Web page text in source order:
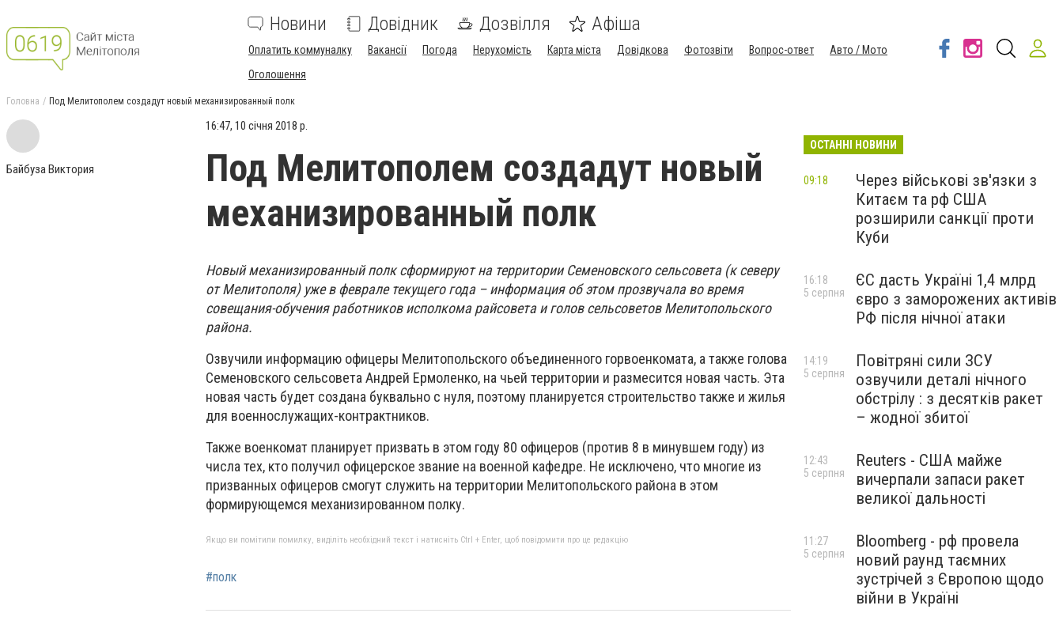
Новини Довідник Дозвілля Афіша
Оплатить коммуналку Вакансії Погода Нерухомість Карта міста Довідкова Фотозвіти Вопрос-ответ
Авто / Мото
Оголошення
Головна Под Мелитополем создадут новый механизированный полк
Байбуза Виктория
16:47, 10 січня 2018 р.
Под Мелитополем создадут новый
механизированный полк
Новый механизированный полк сформируют на территории Семеновского сельсовета (к северу
от Мелитополя) уже в феврале текущего года – информация об этом прозвучала во время
совещания-обучения работников исполкома райсовета и голов сельсоветов Мелитопольского
района.
Озвучили информацию офицеры Мелитопольского объединенного горвоенкомата, а также голова
Семеновского сельсовета Андрей Ермоленко, на чьей территории и размесится новая часть. Эта
новая часть будет создана буквально с нуля, поэтому планируется строительство также и жилья
для военнослужащих-контрактников.
Также военкомат планирует призвать в этом году 80 офицеров (против 8 в минувшем году) из
числа тех, кто получил офицерское звание на военной кафедре. Не исключено, что многие из
призванных офицеров смогут служить на территории Мелитопольского района в этом
формирующемся механизированном полку.
Якщо ви помітили помилку, виділіть необхідний текст і натисніть Ctrl + Enter, щоб повідомити про це редакцію
#полк
ОСТАННІ НОВИНИ
Через військові зв'язки з
Китаєм та рф США
розширили санкції проти
Куби
09:18
ЄС дасть Україні 1,4 млрд
євро з заморожених активів
РФ після нічної атаки
16:18
5 серпня
Повітряні сили ЗСУ
озвучили деталі нічного
обстрілу : з десятків ракет
– жодної збитої
14:19
5 серпня
Reuters - США майже
вичерпали запаси ракет
великої дальності
12:43
5 серпня
Bloomberg - рф провела
новий раунд таємних
зустрічей з Європою щодо
війни в Україні
11:27
5 серпня